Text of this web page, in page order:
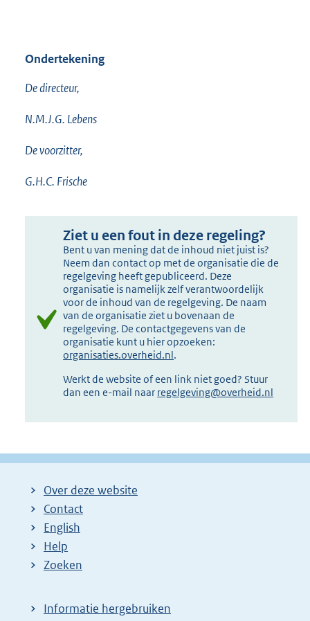
Ondertekening
De directeur,
N.M.J.G. Lebens
De voorzitter,
G.H.C. Frische
Ziet u een fout in deze regeling?
Bent u van mening dat de inhoud niet juist is?
Neem dan contact op met de organisatie die de
regelgeving heeft gepubliceerd. Deze
organisatie is namelijk zelf verantwoordelijk
voor de inhoud van de regelgeving. De naam
van de organisatie ziet u bovenaan de
regelgeving. De contactgegevens van de
organisatie kunt u hier opzoeken:
organisaties.overheid.nl.
Werkt de website of een link niet goed? Stuur
dan een e-mail naar regelgeving@overheid.nl
Over deze website
Contact
English
Help
Zoeken
Informatie hergebruiken